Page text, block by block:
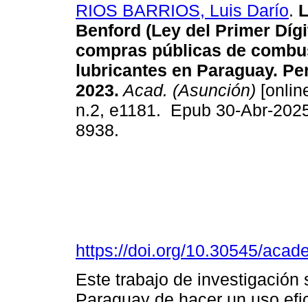
RIOS BARRIOS, Luis Darío.
Benford (Ley del Primer
compras públicas de
lubricantes en Paraguay.
2023. Acad. (Asunción)
n.2, e1181. Epub 30-Abr-
8938.
https://doi.org/10.30545/
Este trabajo de